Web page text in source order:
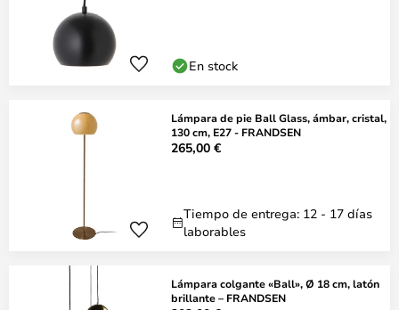
En stock
Lámpara de pie Ball Glass, ámbar, cristal,
130 cm, E27 - FRANDSEN
265,00 €
Tiempo de entrega: 12 - 17 días
laborables
Lámpara colgante «Ball», Ø 18 cm, latón
brillante – FRANDSEN